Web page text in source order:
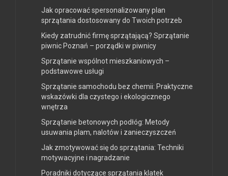
Jak opracować spersonalizowany plan
sprzątania dostosowany do Twoich potrzeb
Kiedy zatrudnić firmę sprzątającą? Sprzątanie
piwnic Poznań – porządki w piwnicy
Sprzątanie wspólnot mieszkaniowych –
podstawowe usługi
Sprzątanie samochodu bez chemii: Praktyczne
wskazówki dla czystego i ekologicznego
wnętrza
Sprzątanie betonowych podłóg: Metody
usuwania plam, nalotów i zanieczyszczeń
Jak zmotywować się do sprzątania: Techniki
motywacyjne i nagradzanie
Poradniki dotyczące sprzątania klatek